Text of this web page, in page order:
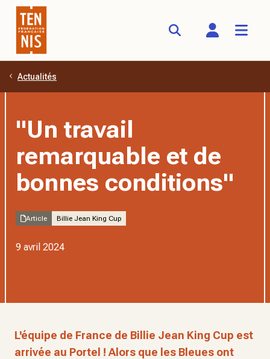
Aller au contenu principal
Actualités
"Un travail
remarquable et de
bonnes conditions"
Article Billie Jean King Cup
9 avril 2024
L'équipe de France de Billie Jean King Cup est
arrivée au Portel ! Alors que les Bleues ont